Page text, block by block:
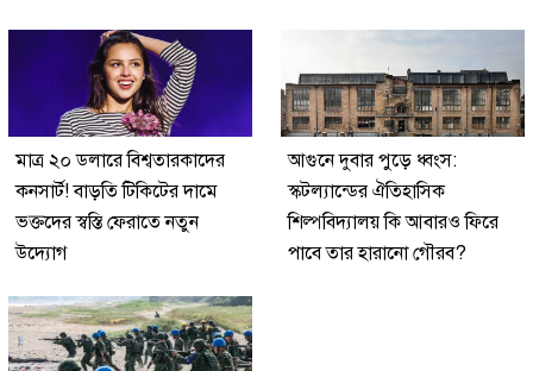
মাত্র ২০ ডলারে বিশ্বতারকাদের
কনসার্ট! বাড়তি টিকিটের দামে
ভক্তদের স্বস্তি ফেরাতে নতুন
উদ্যোগ
আগুনে দুবার পুড়ে ধ্বংস:
স্কটল্যান্ডের ঐতিহাসিক
শিল্পবিদ্যালয় কি আবারও ফিরে
পাবে তার হারানো গৌরব?